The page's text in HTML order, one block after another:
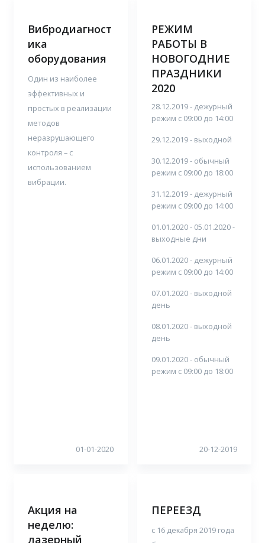
Вибродиагност
ика
оборудования
Один из наиболее
эффективных и
простых в реализации
методов
неразрушающего
контроля – с
использованием
вибрации.
01-01-2020
РЕЖИМ
РАБОТЫ В
НОВОГОДНИЕ
ПРАЗДНИКИ
2020
28.12.2019 - дежурный
режим с 09:00 до 14:00
29.12.2019 - выходной
30.12.2019 - обычный
режим с 09:00 до 18:00
31.12.2019 - дежурный
режим с 09:00 до 14:00
01.01.2020 - 05.01.2020 -
выходные дни
06.01.2020 - дежурный
режим с 09:00 до 14:00
07.01.2020 - выходной
день
08.01.2020 - выходной
день
09.01.2020 - обычный
режим с 09:00 до 18:00
20-12-2019
Акция на
неделю:
лазерный
ПЕРЕЕЗД
c 16 декабря 2019 года